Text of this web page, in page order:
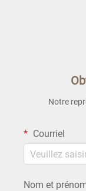
Notre
Courriel
Nom et